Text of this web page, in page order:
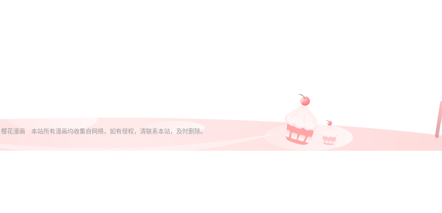
樱花漫画 本站所有漫画均收集自网络，如有侵权，清联系本站，及时删除。